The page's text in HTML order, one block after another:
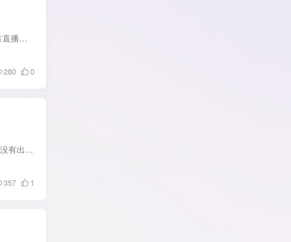
软件介绍： 一款基于腾讯X5 WebView内核开发的电视直播App。这款App通过加载官方直播网页，自动识别网页中的video标签并实现全屏播放，为用户带来流畅的直播观看体验。 Q: 在电视机/盒子上无法...
280 0
软件介绍： 电视端有许多出色的第三方应用，但在应用管理和文件管理等方面，似乎还没有出现更好用的（类似当贝应用中心这种除外，虽然它也能管理，但它是应用中心也是广告中心）。大家似乎习惯...
357 1